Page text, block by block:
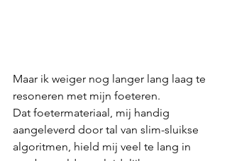
Maar ik weiger nog langer lang laag te
resoneren met mijn foeteren.
Dat foetermateriaal, mij handig
aangeleverd door tal van slim-sluikse
algoritmen, hield mij veel te lang in